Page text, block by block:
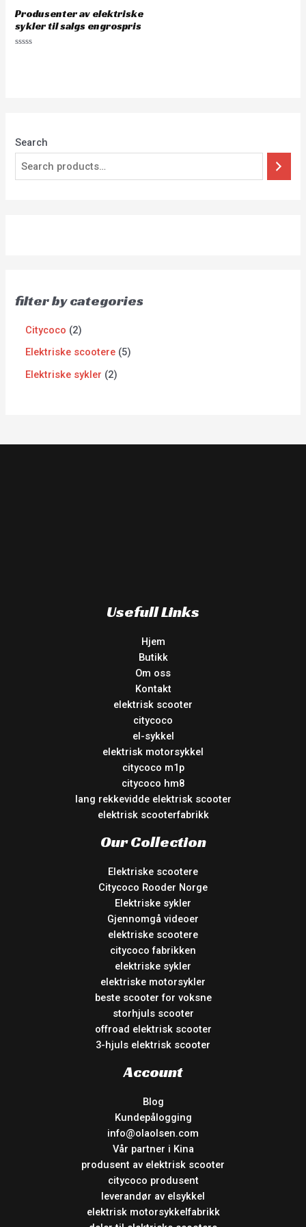
Search
filter by categories
Citycoco 2
Elektriske scootere 5
Elektriske sykler 2
Produsenter av elektriske
sykler til salgs engrospris
Usefull Links
Hjem
Butikk
Om oss
Kontakt
elektrisk scooter
citycoco
el-sykkel
elektrisk motorsykkel
citycoco m1p
citycoco hm8
lang rekkevidde elektrisk scooter
elektrisk scooterfabrikk
Our Collection
Elektriske scootere
Citycoco Rooder Norge
Elektriske sykler
Gjennomgå videoer
elektriske scootere
citycoco fabrikken
elektriske sykler
elektriske motorsykler
beste scooter for voksne
storhjuls scooter
offroad elektrisk scooter
3-hjuls elektrisk scooter
Account
Blog
Kundepålogging
info@olaolsen.com
Vår partner i Kina
produsent av elektrisk scooter
citycoco produsent
leverandør av elsykkel
elektrisk motorsykkelfabrikk